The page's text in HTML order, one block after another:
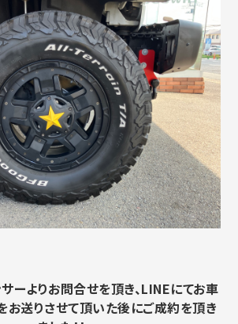
ーよりお問合せを頂き、LINEにてお車
お送りさせて頂いた後にご成約を頂き